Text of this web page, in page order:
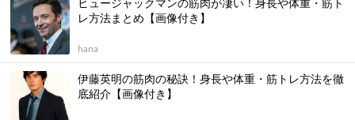
ヒュージャックマンの筋肉が凄い！身長や体重・筋ト
レ方法まとめ【画像付き】
hana
伊藤英明の筋肉の秘訣！身長や体重・筋トレ方法を徹
底紹介【画像付き】